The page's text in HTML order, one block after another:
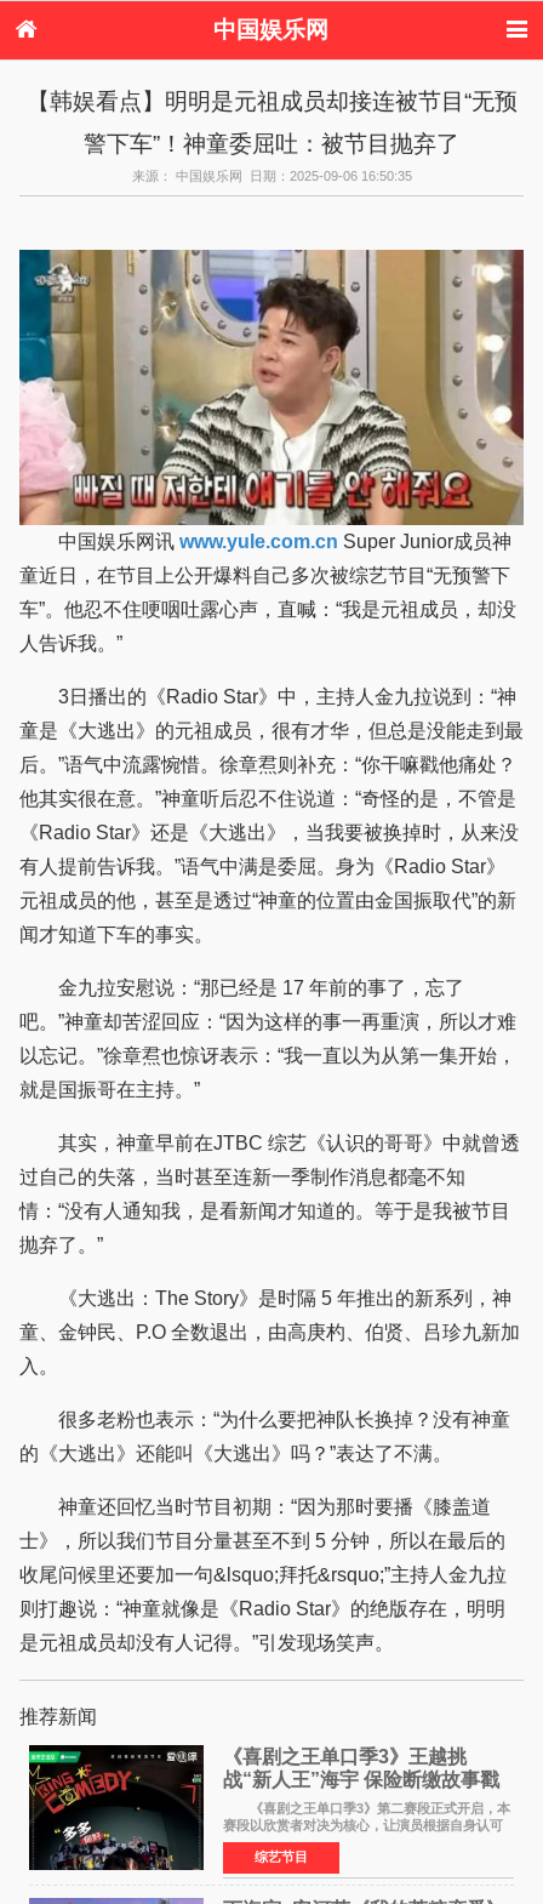
中国娱乐网
电视剧
演唱会 综艺节目
偶像活动
热周边
【韩娱看点】明明是元祖成员却接连被节目“无预
警下车”！神童委屈吐：被节目抛弃了
来源： 中国娱乐网 日期：2025-09-06 16:50:35
中国娱乐网讯 www.yule.com.cn
童近日，在节目上公开爆料自己多次被综艺节目“无预警下
车”。他忍不住哽咽吐露心声，直喊：“我是元祖成员，却没
人告诉我。”
3日播出的《Radio Star》中，主持人金九拉说到：“神
童是《大逃出》的元祖成员，很有才华，但总是没能走到最
后。”语气中流露惋惜。徐章焄则补充：“你干嘛戳他痛处？
他其实很在意。”神童听后忍不住说道：“奇怪的是，不管是
《Radio Star》还是《大逃出》，当我要被换掉时，从来没
有人提前告诉我。”语气中满是委屈。身为《Radio Star》
元祖成员的他，甚至是透过“神童的位置由金国振取代”的新
闻才知道下车的事实。
金九拉安慰说：“那已经是 17 年前的事了，忘了
吧。”神童却苦涩回应：“因为这样的事一再重演，所以才难
以忘记。”徐章焄也惊讶表示：“我一直以为从第一集开始，
就是国振哥在主持。”
其实，神童早前在JTBC 综艺《认识的哥哥》中就曾透
过自己的失落，当时甚至连新一季制作消息都毫不知
情：“没有人通知我，是看新闻才知道的。等于是我被节目
抛弃了。”
《大逃出：The Story》是时隔 5 年推出的新系列，神
童、金钟民、P.O 全数退出，由高庚杓、伯贤、吕珍九新加
入。
很多老粉也表示：“为什么要把神队长换掉？没有神童
的《大逃出》还能叫《大逃出》吗？”表达了不满。
神童还回忆当时节目初期：“因为那时要播《膝盖道
士》，所以我们节目分量甚至不到 5 分钟，所以在最后的
收尾问候里还要加一句&lsquo;拜托&rsquo;”主持人金九拉
则打趣说：“神童就像是《Radio Star》的绝版存在，明明
是元祖成员却没有人记得。”引发现场笑声。
推荐新闻
《喜剧之王单口季3》王越挑
战“新人王”海宇 保险断缴故事戳
中生活痛点
《喜剧之王单口季3》第二赛段正式开启，本
赛段以欣赏者对决为核心，让演员根据自身认可
选择对手，在作品碰撞中完成一次喜剧创作者之
间的交流。这里有实力相当的正面对抗，也有老
朋友、老对手之
综艺节目